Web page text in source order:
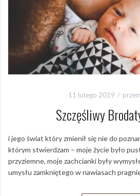
11 lutego 2019
Szczęśliwy
i jego świat który zmienił się nie do
którym stwierdzam – moje życie było
przyziemne, moje zachcianki były
umysłu zamkniętego w nawiasach